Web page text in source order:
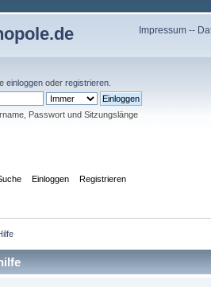
Impressum--
einloggen oder registrieren
Passwort und Sitzungslänge
Einloggen Registrieren